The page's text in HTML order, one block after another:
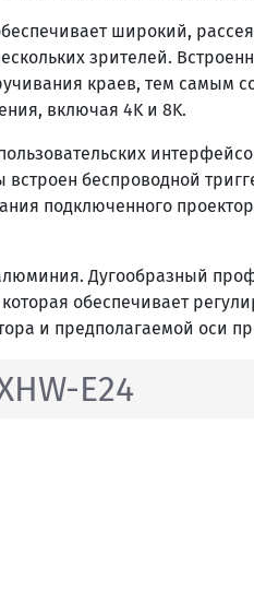
широкий,
зрителей.
краев, тем самым
включая 4K и 8K.
беспроводной
подключенного
Дугообразный
обеспечивает
и предполагаемой оси
E24